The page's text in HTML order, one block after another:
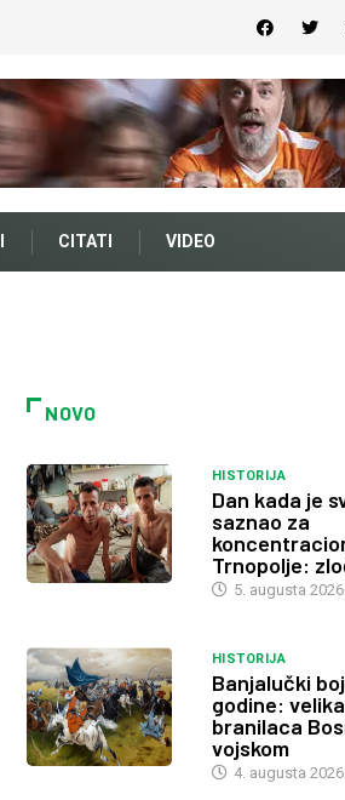
CITATI VIDEO
NOVO
HISTORIJA
Dan kada je
saznao za
Trnopolje:
5. augusta 2026.
HISTORIJA
Banjalučki boj
godine:
branilaca
vojskom
4. augusta 2026.